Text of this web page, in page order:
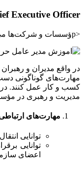
Executive Officer
<pؤسسات و شرکت‌ها می‌پردازد.
در واقع مدیران و
مهارت‌های گوناگونی دست
کسب و کار عمل کنند.
مدیریت و رهبری در
مهارت‌های
توانایی
توانایی
اعضای